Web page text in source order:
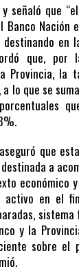
señaló que
Banco Nación
en
que, por
Provincia, la
lo que se
que
a
económico
activo en el
y la
sobre el